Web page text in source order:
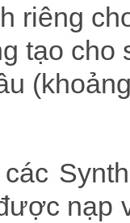
riêng
tạo cho
nạp